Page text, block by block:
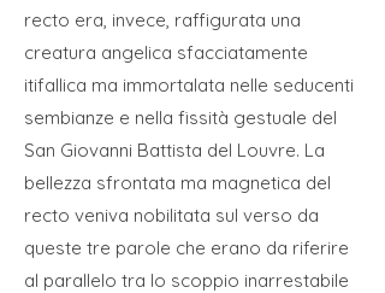
recto era, invece, raffigurata una
creatura angelica sfacciatamente
itifallica ma immortalata nelle seducenti
sembianze e nella fissità gestuale del
San Giovanni Battista del Louvre. La
bellezza sfrontata ma magnetica del
recto veniva nobilitata sul verso da
queste tre parole che erano da riferire
al parallelo tra lo scoppio inarrestabile